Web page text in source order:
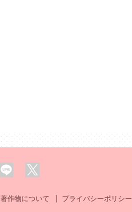
著作物について プライバシーポリシー